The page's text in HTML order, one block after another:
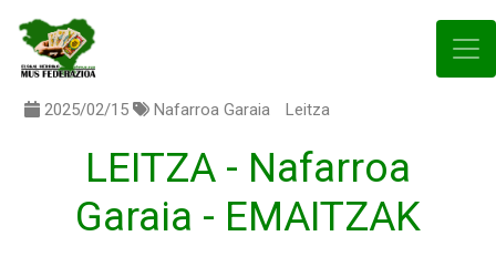
2025/02/15 Nafarroa Garaia Leitza
LEITZA - Nafarroa
Garaia - EMAITZAK